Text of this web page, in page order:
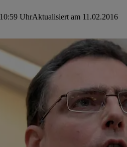
UhrAktualisiert am 11.02.2016